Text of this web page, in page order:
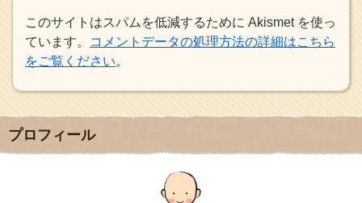
このサイトはスパムを低減するために Akismet を使っ
ています。
コメントデータの処理方法の詳細はこちら
をご覧ください。
プロフィール